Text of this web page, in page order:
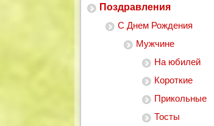
Поздравления
С Днем Рождения
Мужчине
На юбилей
Короткие
Прикольные
Тосты